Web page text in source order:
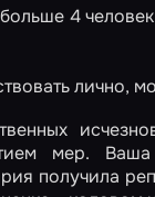
4
лично,
мер.
получила